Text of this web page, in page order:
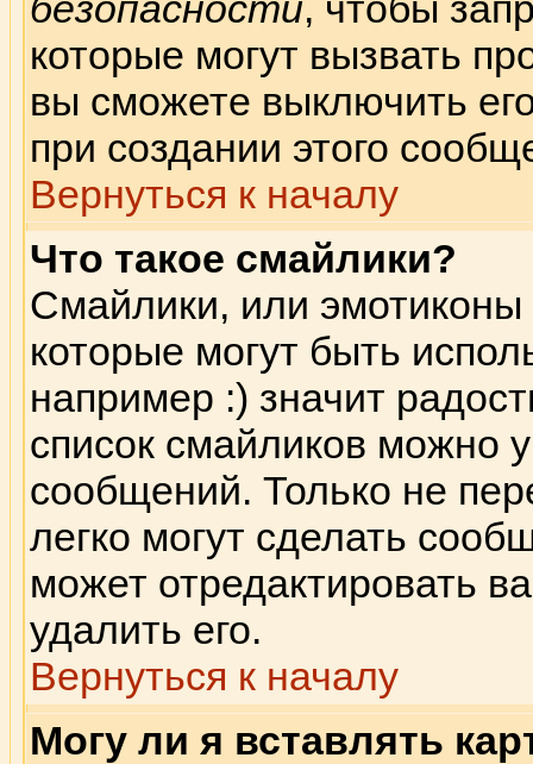
безопасности, чтобы
которые могут вызвать
вы сможете выключить
при создании этого
Вернуться к началу
Что такое смайлики?
Смайлики, или
которые могут быть
например :) значит
список смайликов можно
сообщений. Только не
легко могут сделать
может отредактировать
удалить его.
Вернуться к началу
Могу ли я вставлять